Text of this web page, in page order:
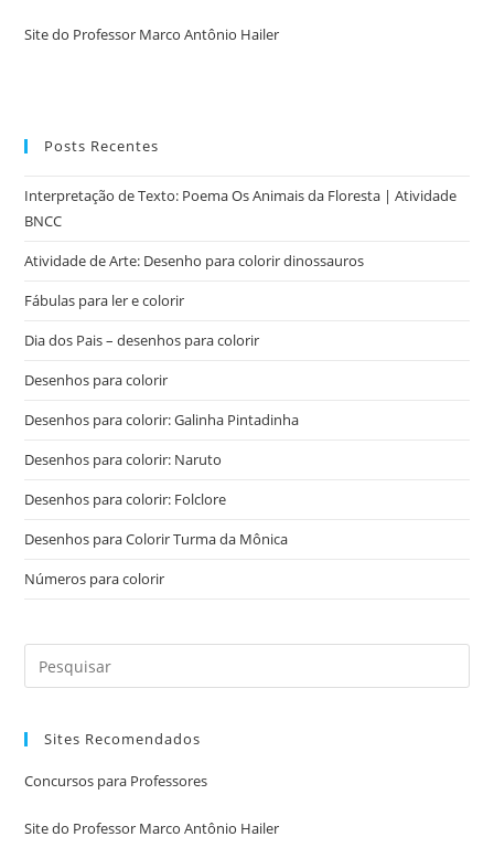
Site do Professor Marco Antônio Hailer
Posts Recentes
Interpretação de Texto: Poema Os Animais da Floresta | Atividade
BNCC
Atividade de Arte: Desenho para colorir dinossauros
Fábulas para ler e colorir
Dia dos Pais – desenhos para colorir
Desenhos para colorir
Desenhos para colorir: Galinha Pintadinha
Desenhos para colorir: Naruto
Desenhos para colorir: Folclore
Desenhos para Colorir Turma da Mônica
Números para colorir
Sites Recomendados
Concursos para Professores
Site do Professor Marco Antônio Hailer